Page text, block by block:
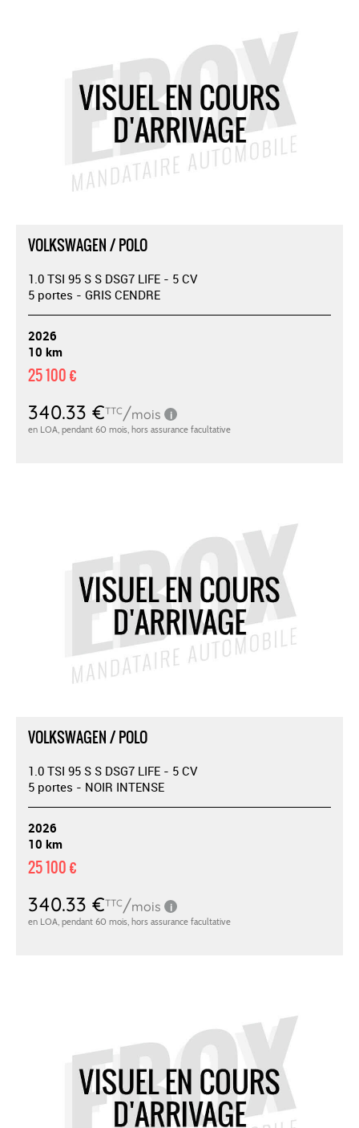
VOLKSWAGEN / POLO
1.0 TSI 95 S S DSG7 LIFE - 5 CV
5 portes - GRIS CENDRE
2026
10 km
25 100 €
VOLKSWAGEN / POLO
1.0 TSI 95 S S DSG7 LIFE - 5 CV
5 portes - NOIR INTENSE
2026
10 km
25 100 €